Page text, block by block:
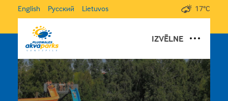
17°C
English Русский Lietuvos
IZVĒLNE
DĀVANU KARTES
PAR PLUDMALES AKVAPARKU